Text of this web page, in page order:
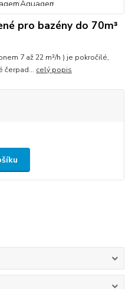
pro bazény do 70m³
7 až 22 m³/h ) je pokročilé,
čerpad... celý popis